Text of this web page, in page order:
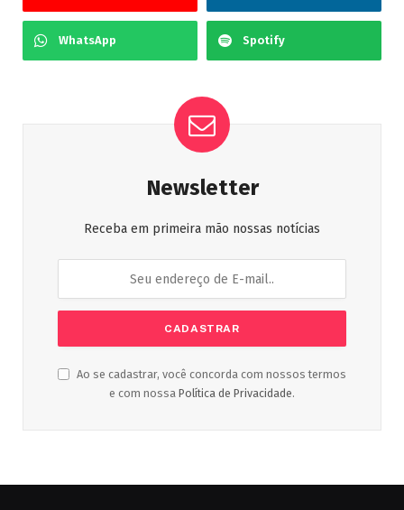
WhatsApp Spotify
Newsletter
Receba em primeira mão nossas notícias
Ao se cadastrar, você concorda com nossos termos
e com nossa Política de Privacidade.